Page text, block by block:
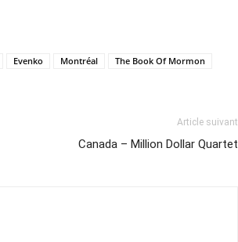
Evenko Montréal
The Book Of Mormon
Article suivant
Canada – Million Dollar Quartet